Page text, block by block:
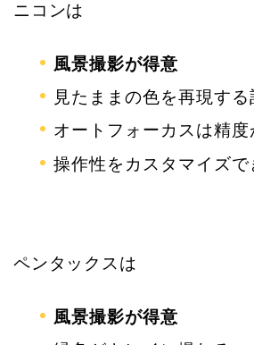
ニコンは
風景撮影が得意
見たままの色を再現する
オートフォーカスは精度
操作性をカスタマイズで
ペンタックスは
風景撮影が得意